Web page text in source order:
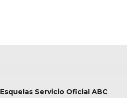
Esquelas Servicio Oficial ABC